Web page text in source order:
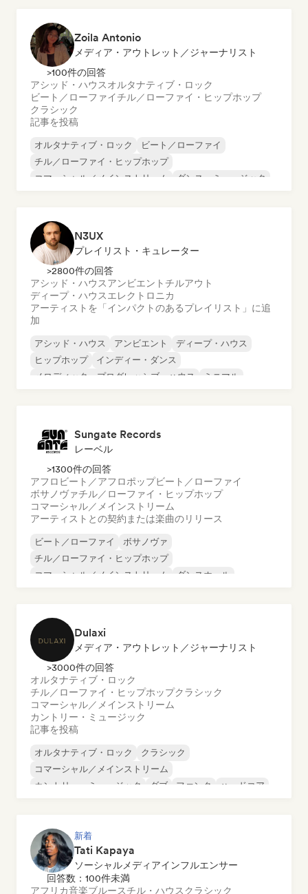
Zoila Antonio
メディア・アウトレット／ジャーナリスト
>100件の回答
アシッド・ハウスオルタナティブ・ロック
ビート／ローファイチル／ローファイ・ヒップホップ
クラシック
記事を投稿
オルタナティブ・ロック
ビート／ローファイ
チル／ローファイ・ヒップホップ
コマーシャル／メインストリーム
ダンス・ミュージック
N3UX
プレイリスト・キュレーター
>2800件の回答
アシッド・ハウスアンビエント チルアウト
ディープ・ハウスエレクトロニカ
アーティストを「インパクトのあるプレイリスト」に追
加
アシッド・ハウス アンビエント
ディープ・ハウス
ヒップホップ
インディー・ダンス
メロディック・プログレッシブ・ハウス
ミニマル
Sungate Records
レーベル
>1300件の回答
アフロビート／アフロポップビート／ローファイ
ボサノヴァチル／ローファイ・ヒップホップ
コマーシャル／メインストリーム
アーティストとの契約または楽曲のリリース
ビート／ローファイ
ボサノヴァ
チル／ローファイ・ヒップホップ
コマーシャル／メインストリーム
ダンスホール
Dulaxi
メディア・アウトレット／ジャーナリスト
>3000件の回答
オルタナティブ・ロック
チル／ローファイ・ヒップホップクラシック
コマーシャル／メインストリーム
カントリー・ミュージック
記事を投稿
オルタナティブ・ロック
クラシック
コマーシャル／メインストリーム
カントリー・ミュージック
ダブ ファンク
ハードコア
新着
Tati Kapaya
ソーシャルメディアインフルエンサー
回答数：100件未満
アフリカ音楽ブルースチル・ハウスクラシック